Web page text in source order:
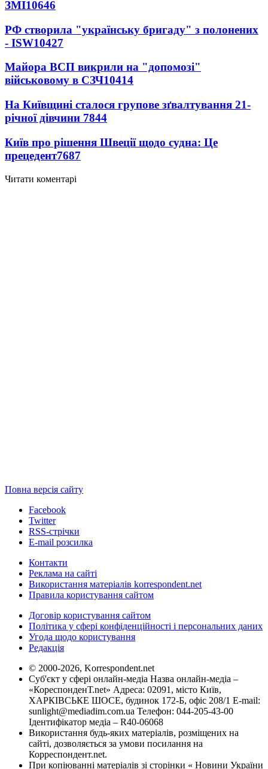
ЗМІ10646
РФ створила "українську бригаду" з полонених
- ISW10427
Майора ВСП викрили на "допомозі"
військовому в СЗЧ10414
На Київщині сталося групове зґвалтування 21-
річної дівчини 7844
Київ про рішення Швеції щодо судна: Це
прецедент7687
Читати коментарі
Повна версія сайту
Facebook
Twitter
RSS-стрічки
E-mail розсилка
Контакти
Реклама на сайті
Використання матеріалів korrespondent.net
Правила користування сайтом
Договір користування сайтом
Політика у сфері конфіденційності і персональних даних
Угода щодо користування
Редакція
© 2000-2026, Korrespondent.net
Суб'єкт у сфері онлайн-медіа Назва онлайн-медіа –
«КореспонденТ.net» Адреса: 02091, місто Київ,
ХАРКІВСЬКЕ ШОСЕ, будинок 172-Б, офіс 208/1 E-mail:
sunlight@mediadim.com.ua Телефон: 044-205-43-00
Ідентифікатор медіа – R40-06068
Використання будь-яких матеріалів, розміщених на
сайті, дозволяється за умови посилання на
Корреспондент.net.
При копіюванні матеріалів зі сторінки « Новини України